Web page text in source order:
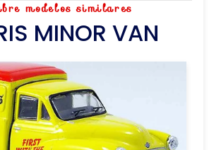
modelos similares
MINOR VAN